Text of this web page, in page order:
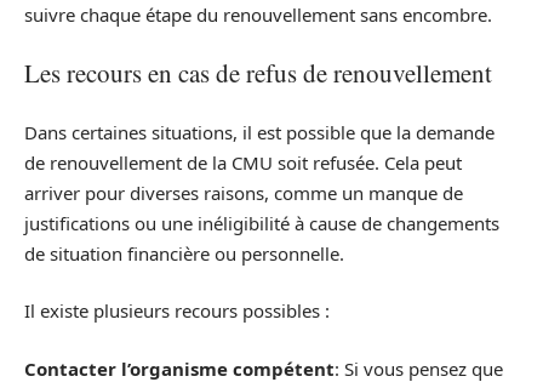
suivre chaque étape du renouvellement sans encombre.
Les recours en cas de refus de renouvellement
Dans certaines situations, il est possible que la demande
de renouvellement de la CMU soit refusée. Cela peut
arriver pour diverses raisons, comme un manque de
justifications ou une inéligibilité à cause de changements
de situation financière ou personnelle.
Il existe plusieurs recours possibles :
Contacter l’organisme compétent: Si vous pensez que